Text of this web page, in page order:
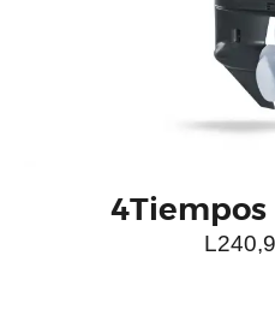
COTIZAR EN
4Tiempos
L